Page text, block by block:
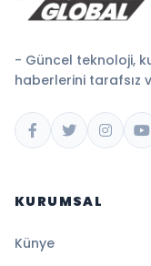
- Güncel teknoloji,
haberlerini tarafsız
KURUMSAL
Künye